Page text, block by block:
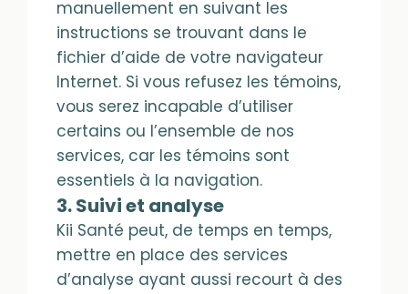
manuellement en suivant les
instructions se trouvant dans le
fichier d’aide de votre navigateur
Internet. Si vous refusez les témoins,
vous serez incapable d’utiliser
certains ou l’ensemble de nos
services, car les témoins sont
essentiels à la navigation.
3. Suivi et analyse
Kii Santé peut, de temps en temps,
mettre en place des services
d’analyse ayant aussi recourt à des